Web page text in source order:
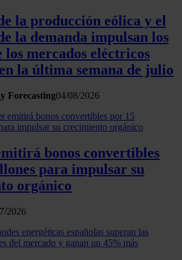
que les haya proporcionado o que
del uso que haya hecho de sus servicios.
la producción eólica y el
la demanda impulsan los
los mercados eléctricos
la última semana de julio
Forecasting04/08/2026
bonos convertibles
para impulsar su
orgánico
2026